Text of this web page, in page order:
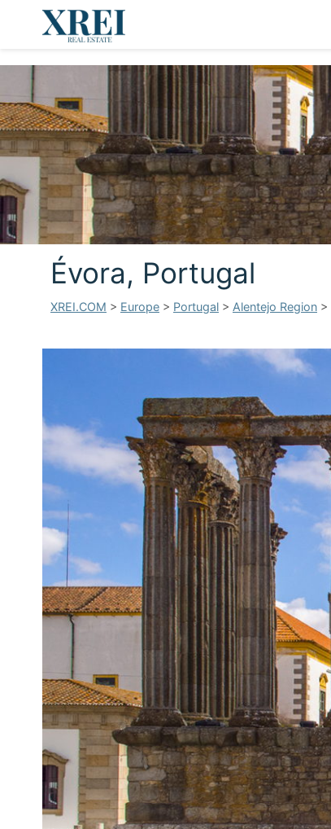
Évora, Portugal
XREI.COM > Europe > Portugal > Alentejo Region >